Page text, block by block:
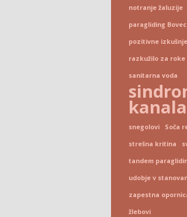
notranje žaluzije
paragliding Bovec
pozitivne
razkužilo za roke
sanitarna voda
kanala
snegolovi Soča
strešna kritina
tandem
udobje v
zapestna
žlebovi